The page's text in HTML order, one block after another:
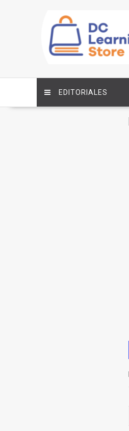
EDITORIALES